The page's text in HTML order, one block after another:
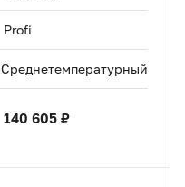
Profi
Среднетемпературный
140 605 ₽